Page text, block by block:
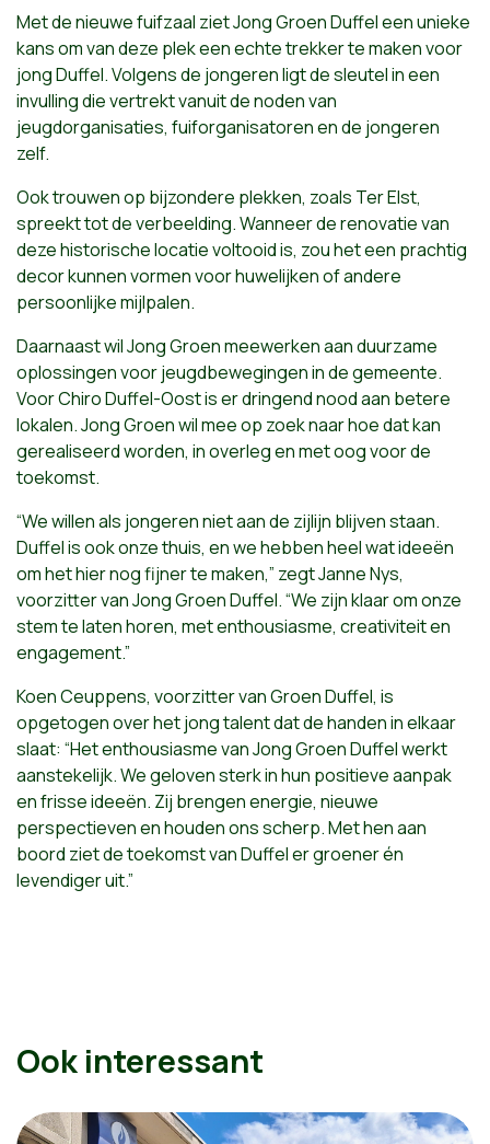
Met de nieuwe fuifzaal ziet Jong Groen Duffel een unieke
kans om van deze plek een echte trekker te maken voor
jong Duffel. Volgens de jongeren ligt de sleutel in een
invulling die vertrekt vanuit de noden van
jeugdorganisaties, fuiforganisatoren en de jongeren
zelf.
Ook trouwen op bijzondere plekken, zoals Ter Elst,
spreekt tot de verbeelding. Wanneer de renovatie van
deze historische locatie voltooid is, zou het een prachtig
decor kunnen vormen voor huwelijken of andere
persoonlijke mijlpalen.
Daarnaast wil Jong Groen meewerken aan duurzame
oplossingen voor jeugdbewegingen in de gemeente.
Voor Chiro Duffel-Oost is er dringend nood aan betere
lokalen. Jong Groen wil mee op zoek naar hoe dat kan
gerealiseerd worden, in overleg en met oog voor de
toekomst.
“We willen als jongeren niet aan de zijlijn blijven staan.
Duffel is ook onze thuis, en we hebben heel wat ideeën
om het hier nog fijner te maken,” zegt Janne Nys,
voorzitter van Jong Groen Duffel. “We zijn klaar om onze
stem te laten horen, met enthousiasme, creativiteit en
engagement.”
Koen Ceuppens, voorzitter van Groen Duffel, is
opgetogen over het jong talent dat de handen in elkaar
slaat: “Het enthousiasme van Jong Groen Duffel werkt
aanstekelijk. We geloven sterk in hun positieve aanpak
en frisse ideeën. Zij brengen energie, nieuwe
perspectieven en houden ons scherp. Met hen aan
boord ziet de toekomst van Duffel er groener én
levendiger uit.”
Ook interessant